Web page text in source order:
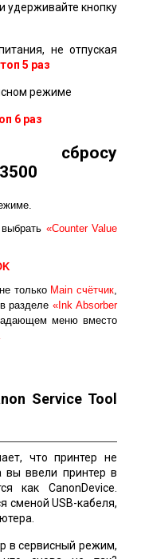
удерживайте кнопку
не отпуская
5 раз
режиме
6 раз
сбросу
выбрать «Counter Value
только Main счётчик,
разделе«Ink Absorber
меню вместо
Service Tool
что принтер не
ввели принтер в
как CanonDevice.
сменой USB-кабеля,
в сервисный режим,